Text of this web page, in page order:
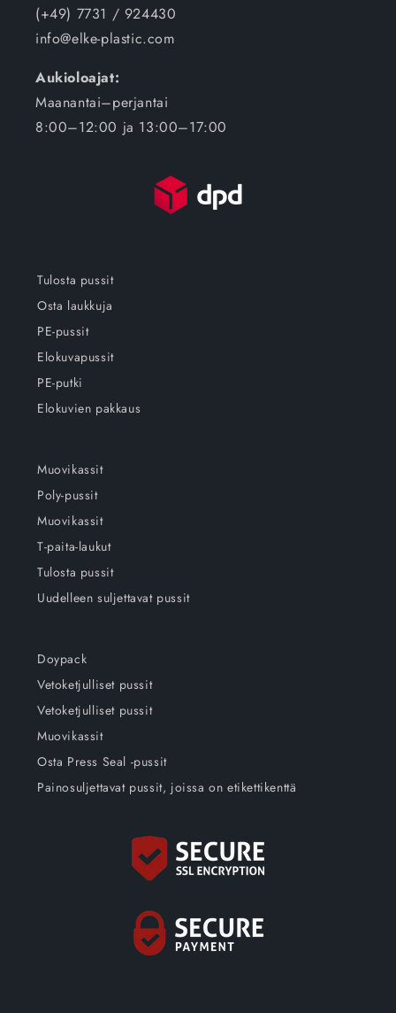
(+49) 7731 / 924430
info@elke-plastic.com
Aukioloajat:
Maanantai–perjantai
8:00–12:00 ja 13:00–17:00
Tulosta pussit
Osta laukkuja
PE-pussit
Elokuvapussit
PE-putki
Elokuvien pakkaus
Muovikassit
Poly-pussit
Muovikassit
T-paita-laukut
Tulosta pussit
Uudelleen suljettavat pussit
Doypack
Vetoketjulliset pussit
Vetoketjulliset pussit
Muovikassit
Osta Press Seal -pussit
Painosuljettavat pussit, joissa on etikettikenttä